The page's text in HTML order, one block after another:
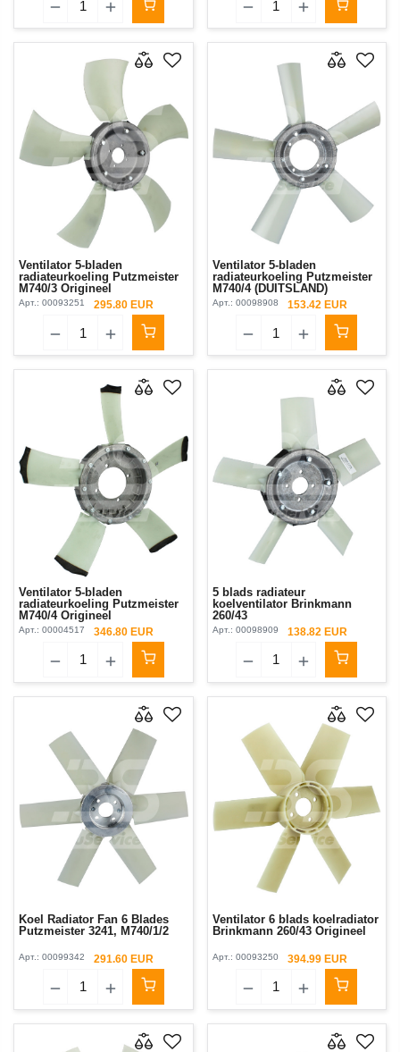
Ventilator 5-bladen
radiateurkoeling Putzmeister
М740/3 Origineel
Арт.: 00093251 295.80 EUR
Ventilator 5-bladen
radiateurkoeling Putzmeister
M740/4 (DUITSLAND)
Арт.: 00098908 153.42 EUR
Ventilator 5-bladen
radiateurkoeling Putzmeister
М740/4 Origineel
Арт.: 00004517 346.80 EUR
5 blads radiateur
koelventilator Brinkmann
260/43
Арт.: 00098909 138.82 EUR
Koel Radiator Fan 6 Blades
Putzmeister 3241, M740/1/2
Арт.: 00099342 291.60 EUR
Ventilator 6 blads koelradiator
Brinkmann 260/43 Origineel
Арт.: 00093250 394.99 EUR